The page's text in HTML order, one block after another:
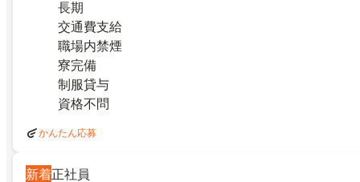
長期
交通費支給
職場内禁煙
寮完備
制服貸与
資格不問
かんたん応募
新着正社員